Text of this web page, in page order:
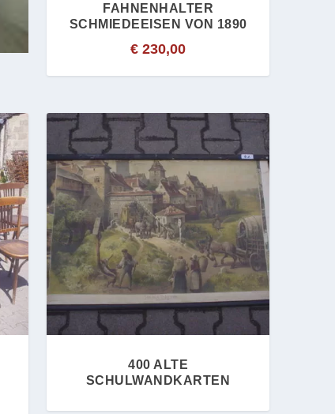
FAHNENHALTER
SCHMIEDEEISEN VON 1890
€ 230,00
400 ALTE
SCHULWANDKARTEN